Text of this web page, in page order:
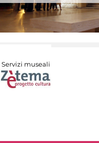
Servizi museali